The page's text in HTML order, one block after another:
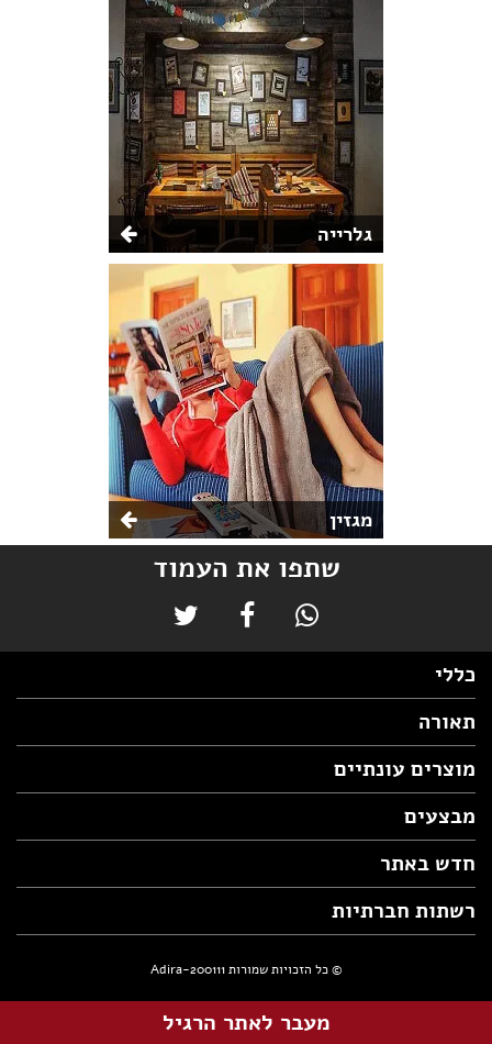
גלרייה
מגזין
שתפו את העמוד
כללי
תאורה
מוצרים עונתיים
מבצעים
חדש באתר
רשתות חברתיות
© כל הזכויות שמורות Adira-200111
מעבר לאתר הרגיל